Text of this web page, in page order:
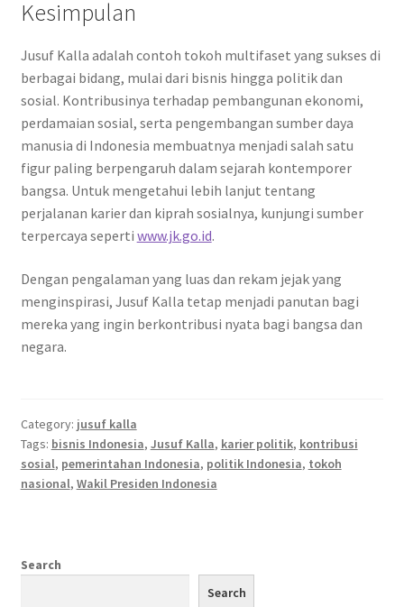
Kesimpulan
Jusuf Kalla adalah contoh tokoh multifaset yang sukses di
berbagai bidang, mulai dari bisnis hingga politik dan
sosial. Kontribusinya terhadap pembangunan ekonomi,
perdamaian sosial, serta pengembangan sumber daya
manusia di Indonesia membuatnya menjadi salah satu
figur paling berpengaruh dalam sejarah kontemporer
bangsa. Untuk mengetahui lebih lanjut tentang
perjalanan karier dan kiprah sosialnya, kunjungi sumber
terpercaya seperti www.jk.go.id.
Dengan pengalaman yang luas dan rekam jejak yang
menginspirasi, Jusuf Kalla tetap menjadi panutan bagi
mereka yang ingin berkontribusi nyata bagi bangsa dan
negara.
Category: jusuf kalla
Tags: bisnis Indonesia, Jusuf Kalla, karier politik, kontribusi
sosial, pemerintahan Indonesia, politik Indonesia, tokoh
nasional, Wakil Presiden Indonesia
Search
Search